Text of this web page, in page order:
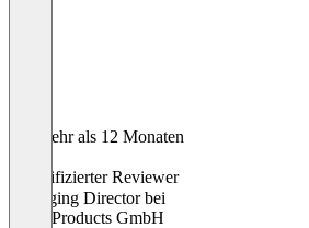
Vor mehr als 12 Monaten
Verifizierter Reviewer
Managing Directorbei
Hello Products GmbH